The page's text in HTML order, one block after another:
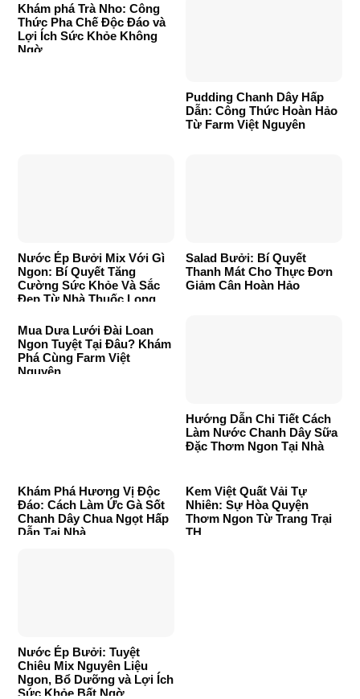
Khám phá Trà Nho: Công
Thức Pha Chế Độc Đáo và
Lợi Ích Sức Khỏe Không
Ngờ
Pudding Chanh Dây Hấp
Dẫn: Công Thức Hoàn Hảo
Từ Farm Việt Nguyên
Nước Ép Bưởi Mix Với Gì
Ngon: Bí Quyết Tăng
Cường Sức Khỏe Và Sắc
Đẹp Từ Nhà Thuốc Long
Salad Bưởi: Bí Quyết
Thanh Mát Cho Thực Đơn
Giảm Cân Hoàn Hảo
Mua Dưa Lưới Đài Loan
Ngon Tuyệt Tại Đâu? Khám
Phá Cùng Farm Việt
Nguyên
Hướng Dẫn Chi Tiết Cách
Làm Nước Chanh Dây Sữa
Đặc Thơm Ngon Tại Nhà
Khám Phá Hương Vị Độc
Đáo: Cách Làm Ức Gà Sốt
Chanh Dây Chua Ngọt Hấp
Dẫn Tại Nhà
Kem Việt Quất Vải Tự
Nhiên: Sự Hòa Quyện
Thơm Ngon Từ Trang Trại
TH
Nước Ép Bưởi: Tuyệt
Chiêu Mix Nguyên Liệu
Ngon, Bổ Dưỡng và Lợi Ích
Sức Khỏe Bất Ngờ